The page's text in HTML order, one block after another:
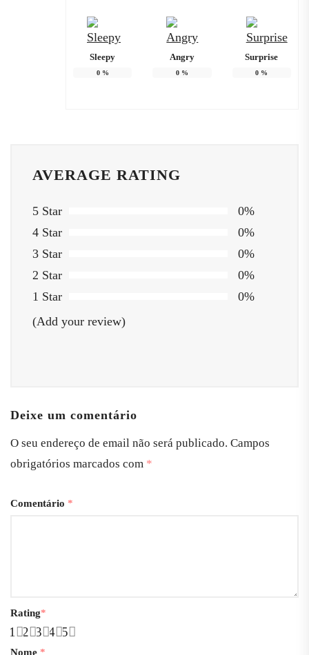
Sleepy
0%
Angry
0 %
Surprise
0 %
AVERAGE RATING
5 Star
0%
4 Star
0%
3 Star
0%
2 Star
0%
1 Star
0%
(Add your review)
Deixe um comentário
O seu endereço de email não será publicado. Campos
obrigatórios marcados com *
Comentário *
Rating*
5
4
3
2
1
Nome *